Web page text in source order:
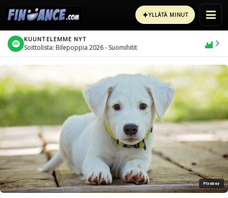
✦YLLÄTÄ MINUT
KUUNTELEMME NYT
Soittolista: Bilepoppia 2026 - Suomihitit
Pixabay